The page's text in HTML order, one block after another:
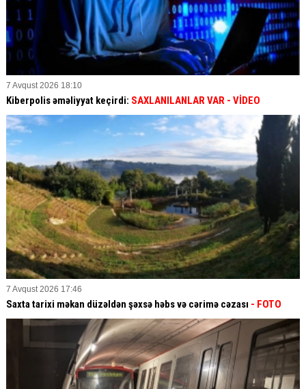
7 Avqust 2026 18:10
Kiberpolis əməliyyat keçirdi: SAXLANILANLAR VAR - VİDEO
7 Avqust 2026 17:46
Saxta tarixi məkan düzəldən şəxsə həbs və cərimə cəzası - FOTO